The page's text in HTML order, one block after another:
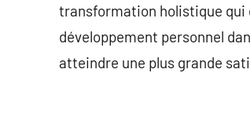
transformation holistique qui
développement personnel
atteindre une plus grande